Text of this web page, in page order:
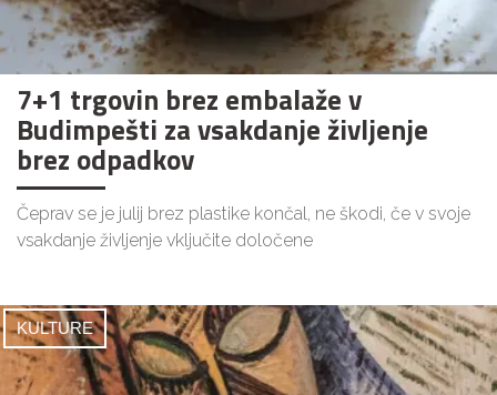
7+1 trgovin brez embalaže v
Budimpešti za vsakdanje življenje
brez odpadkov
Čeprav se je julij brez plastike končal, ne škodi, če v svoje
vsakdanje življenje vključite določene
KULTURE